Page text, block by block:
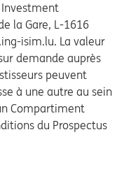
Investment
la Gare, L-1616
isim.lu. La valeur
demande auprès
peuvent
à une autre au sein
Compartiment
du Prospectus